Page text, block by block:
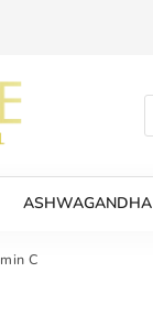
ASHWAGANDHA
C